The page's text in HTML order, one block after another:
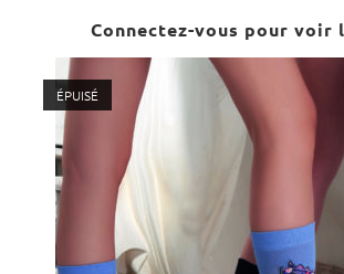
Connectez-vous pour voir
ÉPUISÉ